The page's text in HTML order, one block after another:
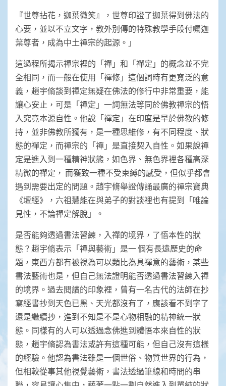
『世尊拈花，迦葉微笑』，世尊印證了迦葉得到佛法的
心要，並以不立文字，教外別傳的特殊教學手段付囑迦
葉尊者，成為中土禪宗的起源。」
這過程所揭示禪宗裡的「禪」和「禪定」的概念並不完
全相同，而一般在使用「禪修」這個詞時有更寬泛的意
義，趙宇脩談到禪定無疑在佛法的修行中非常重要，能
讓心安止，可是「禪定」一詞無法等同於佛教禪宗的悟
入究竟本源自性。他說「禪定」在印度是早於佛教的修
持，並非佛教所獨有，是一種思維修，有不同程度、狀
態的禪定，而禪宗的「禪」是直接契入自性。如果說禪
定是進入到一種精神狀態，如色界、無色界裡各種高深
精微的禪定， 而獲致一種不受束縛的感受，但似乎都會
遇到需要出定的問題。趙宇脩舉證傳誦最廣的禪宗寶典
《壇經》，六祖慧能在與弟子的對談裡也有提到「唯論
見性，不論禪定解脫」。
是否能夠透過書法習練，入禪的境界，了悟本性的狀
態？趙宇脩表示「禪與藝術」是一 個有長遠歷史的命
題，東西方都有被視為可以類比為具禪意的藝術，某些
書法藝術也是，但自己無法證明能否透過書法習練入禪
的境界。過去閱讀的印象裡，曾有一名古代的法師在抄
寫經書抄到天色已黑、天光都沒有了，應該看不到字了
還是繼續抄，進到不知是不是心物相融的精神統一狀
態。同樣有的人可以透過念佛進到體悟本來自性的狀
態，趙宇脩認為書法或許有這種可能，但自己沒有這樣
的經驗。他認為書法雖是一個世俗、物質世界的行為，
但相較從事其他視覺藝術，書法透過筆線和時間的串